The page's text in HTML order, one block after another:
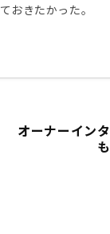
おきたかった。
オーナーイン